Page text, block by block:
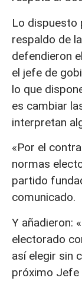
Lo dispuesto
respaldo de
defendieron
el jefe de
lo que
es cambiar
interpretan
«Por el
normas
partido
comunicado.
Y añadieron:
electorado
así elegir sin
próximo Jefe